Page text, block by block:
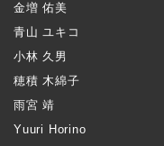
金増 佑美
青山 ユキコ
小林 久男
穂積 木綿子
雨宮 靖
Yuuri Horino